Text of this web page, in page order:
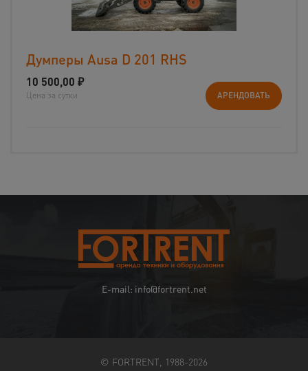
Думперы Ausa D 201 RHS
10 500,00 ₽
Цена за сутки АРЕНДОВАТЬ
E-mail: info@fortrent.net
© FORTRENT, 1988-2026